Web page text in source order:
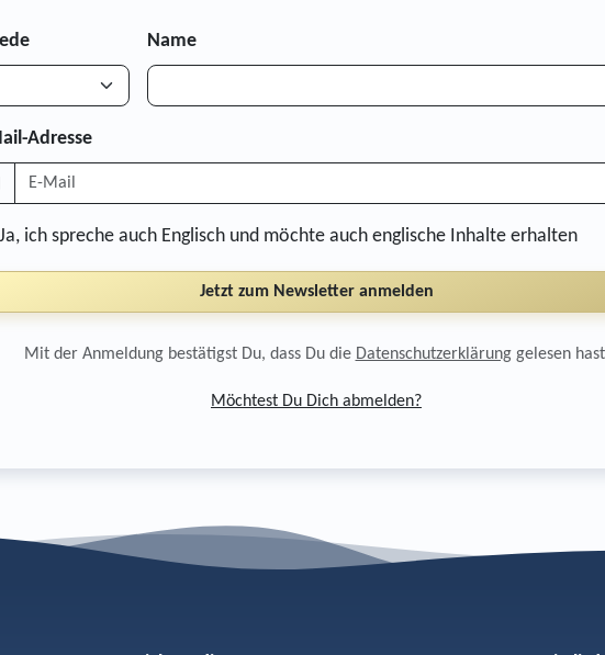
Name
Adresse
Ja, ich spreche auch Englisch und möchte auch englische Inhalte erhalten
Jetzt zum Newsletter anmelden
Mit der Anmeldung bestätigst Du, dass Du die Datenschutzerklärunggelesen
Möchtest Du Dich abmelden?